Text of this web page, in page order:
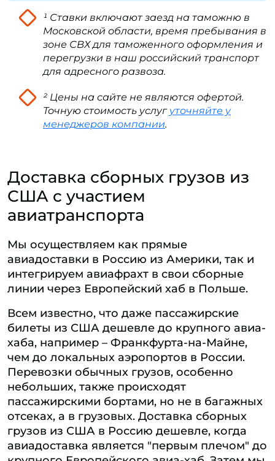
¹ Ставки включают заезд на таможню в
Московской области, время пребывания в
зоне СВХ для таможенного оформления и
перегрузки в наш российский транспорт
для адресного развоза.
² Цены на сайте не являются офертой.
Точную стоимость услуг уточняйте у
менеджеров компании.
Доставка сборных грузов из
США с участием
авиатранспорта
Мы осуществляем как прямые
авиадоставки в Россию из Америки, так и
интегрируем авиафрахт в свои сборные
линии через Европейский хаб в Польше.
Всем известно, что даже пассажирские
билеты из США дешевле до крупного авиа-
хаба, например – Франкфурта-на-Майне,
чем до локальных аэропортов в России.
Перевозки обычных грузов, особенно
небольших, также происходят
пассажирскими бортами, но не в багажных
отсеках, а в грузовых. Доставка сборных
грузов из США в Россию дешевле, когда
авиадоставка является "первым плечом" до